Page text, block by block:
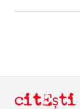
citEști